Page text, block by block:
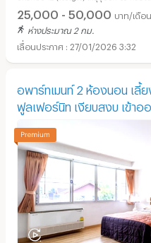
25,000 - 50,000 บาท/เดือน
ห่างประมาณ 2 กม.
27/01/2026 3:32
อพาร์ทเมนท์ 2 ห้องนอน เลี้
ฟูลเฟอร์นิท เงียบสงบ เข้าอ